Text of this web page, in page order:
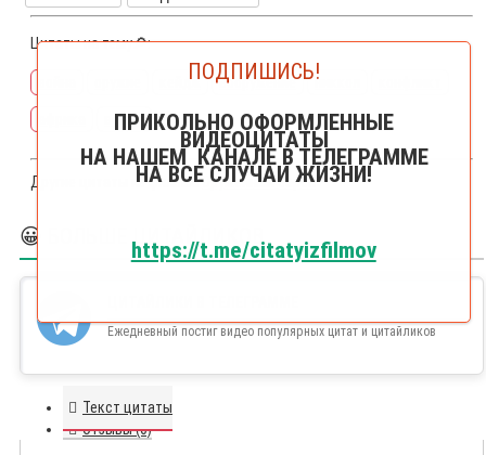
Цитаты на тему🔎:
кейдж вооружение никкол
войны
Другие цитаты из фильмаОружейный барон
😀 БОЛЬШЕ ЦИТАЙЛИКОВ
Ежедневный постиг видео популярных цитат и цитайликов
Текст цитаты
Отзывы (0)
ПОДПИШИСЬ!
ПРИКОЛЬНО ОФОРМЛЕННЫЕ
ВИДЕОЦИТАТЫ
НА НАШЕМ КАНАЛЕ В ТЕЛЕГРАММЕ
НА ВСЕ СЛУЧАИ ЖИЗНИ!
https://t.me/citatyizfilmov